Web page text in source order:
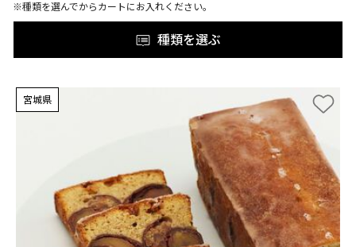
※種類を選んでからカートにお入れください。
種類を選ぶ
宮城県